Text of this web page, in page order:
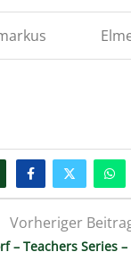
Vorheriger
– Teachers Series